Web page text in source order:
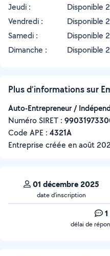
Jeudi :
Disponible
Vendredi :
Disponible
Samedi :
Disponible
Dimanche :
Disponible
Plus d’informations sur
Auto-Entrepreneur /
Numéro SIRET :
Code APE : 4321A
Entreprise créée enaoût
01 décembre 2025
date d’inscription
délai de